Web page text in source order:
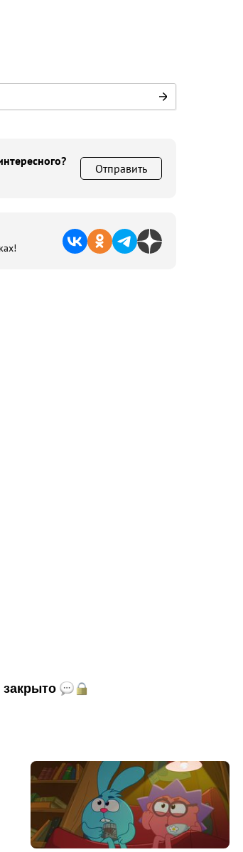
Отправить
закрыто